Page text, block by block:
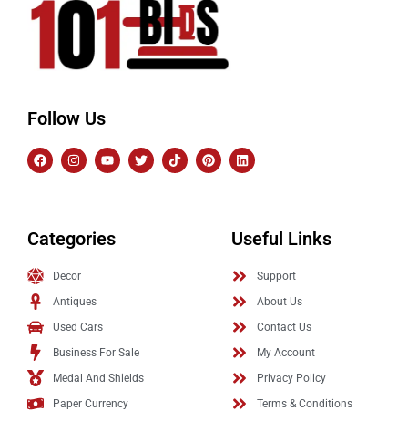
Follow Us
Categories
Decor
Antiques
Used Cars
Business For Sale
Medal And Shields
Paper Currency
Useful Links
Support
About Us
Contact Us
My Account
Privacy Policy
Terms & Conditions